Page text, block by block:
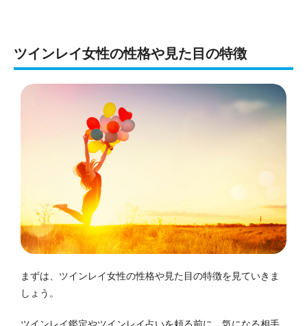
ツインレイ女性の性格や見た目の特徴
まずは、ツインレイ女性の性格や見た目の特徴を見ていきま
しょう。
ツインレイ鑑定やツインレイ占いを頼る前に、気になる相手